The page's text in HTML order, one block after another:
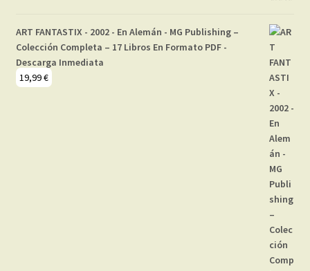
ART FANTASTIX - 2002 - En Alemán - MG Publishing –
Colección Completa – 17 Libros En Formato PDF -
Descarga Inmediata
19,99€